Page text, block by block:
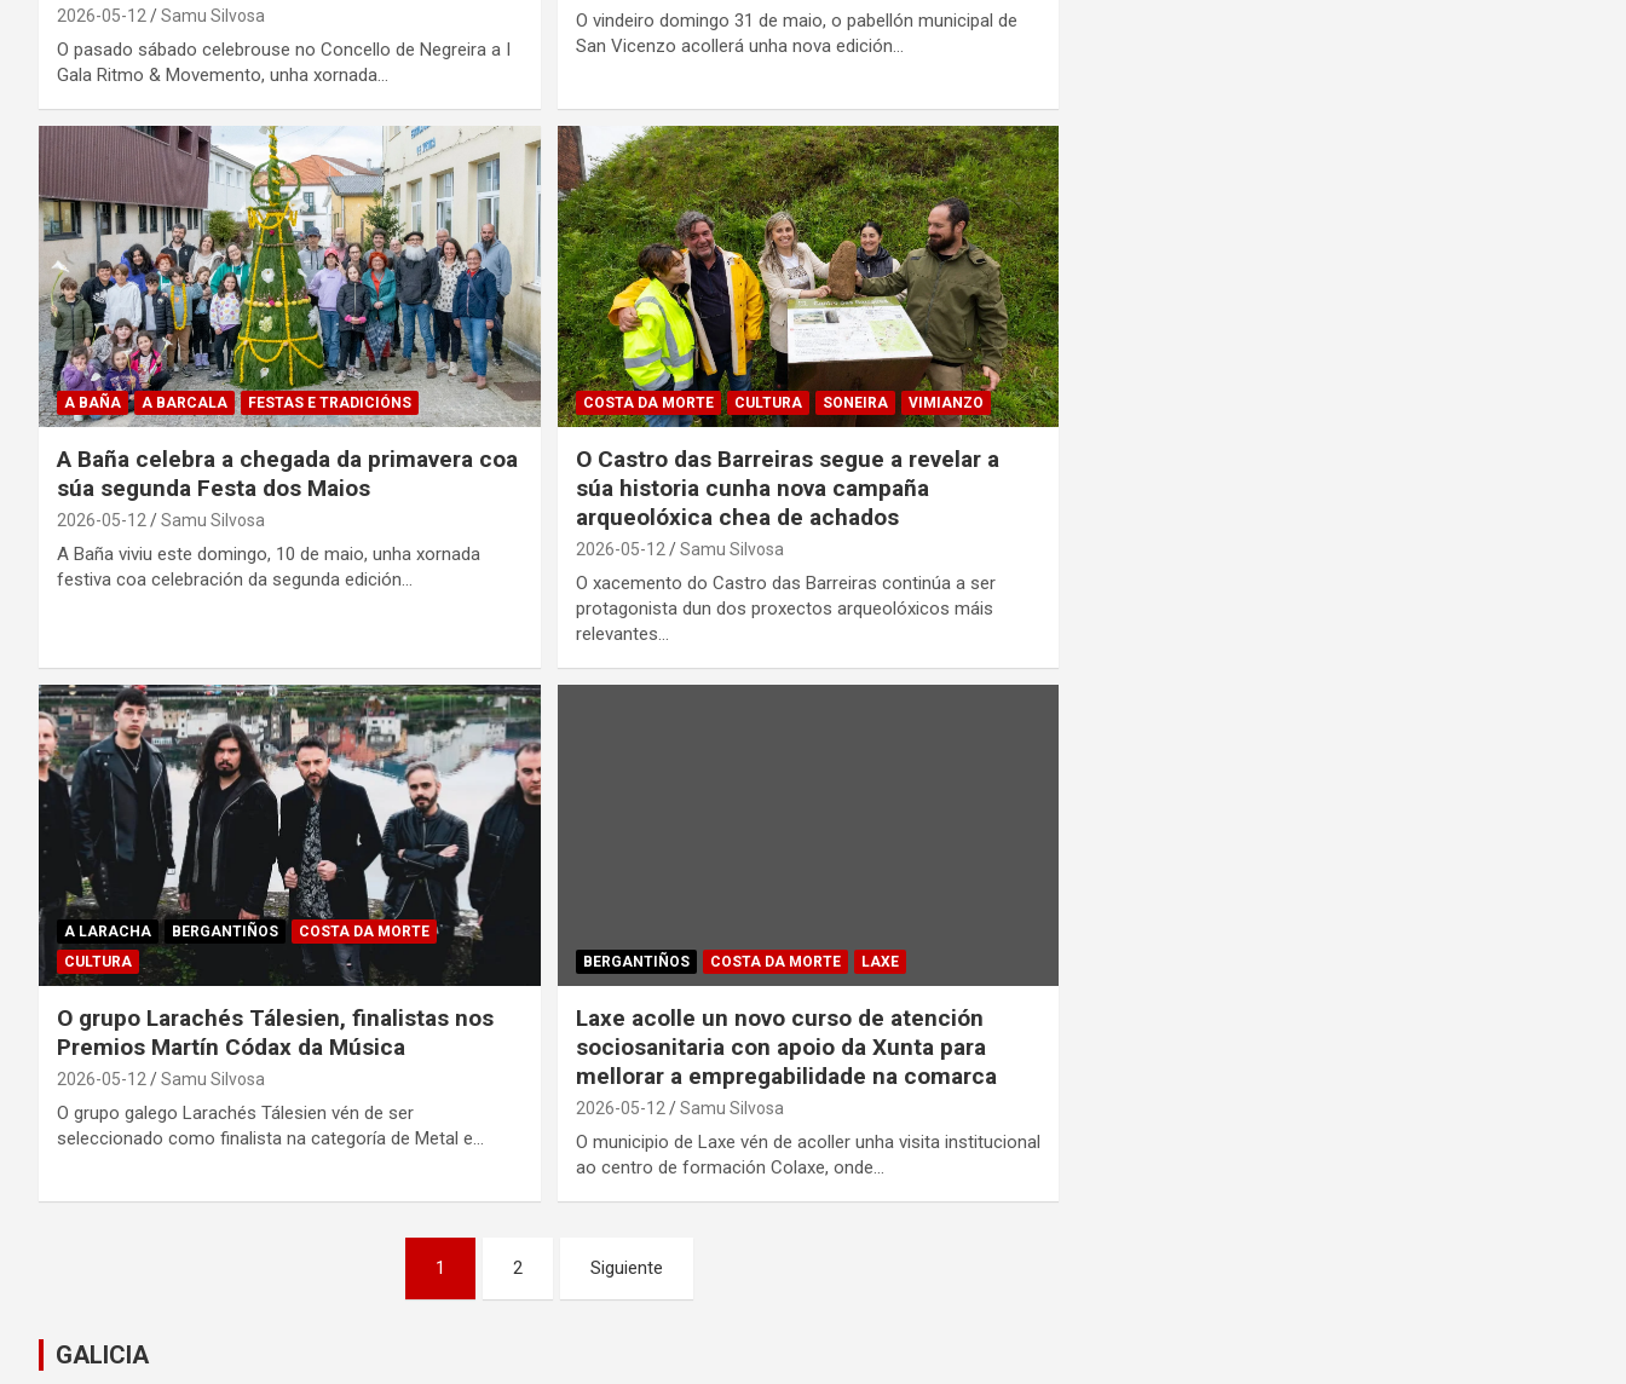
2026-05-12 Samu Silvosa
O pasado sábado celebrouse no Concello de Negreira a I
Gala Ritmo & Movemento, unha xornada…
O vindeiro domingo 31 de maio, o pabellón municipal de
San Vicenzo acollerá unha nova edición…
A BAÑA A BARCALA FESTAS E TRADICIÓNS
A Baña celebra a chegada da primavera coa
súa segunda Festa dos Maios
2026-05-12 Samu Silvosa
A Baña viviu este domingo, 10 de maio, unha xornada
festiva coa celebración da segunda edición…
COSTA DA MORTE CULTURA SONEIRA VIMIANZO
O Castro das Barreiras segue a revelar a
súa historia cunha nova campaña
arqueolóxica chea de achados
2026-05-12 Samu Silvosa
O xacemento do Castro das Barreiras continúa a ser
protagonista dun dos proxectos arqueolóxicos máis
relevantes…
A LARACHA BERGANTIÑOS
COSTA DA MORTE
CULTURA
O grupo Larachés Tálesien, finalistas nos
Premios Martín Códax da Música
2026-05-12 Samu Silvosa
O grupo galego Larachés Tálesien vén de ser
seleccionado como finalista na categoría de Metal e…
BERGANTIÑOS COSTA DA MORTE LAXE
Laxe acolle un novo curso de atención
sociosanitaria con apoio da Xunta para
mellorar a empregabilidade na comarca
2026-05-12 Samu Silvosa
O municipio de Laxe vén de acoller unha visita institucional
ao centro de formación Colaxe, onde…
entradas
1 2 Siguiente
GALICIA